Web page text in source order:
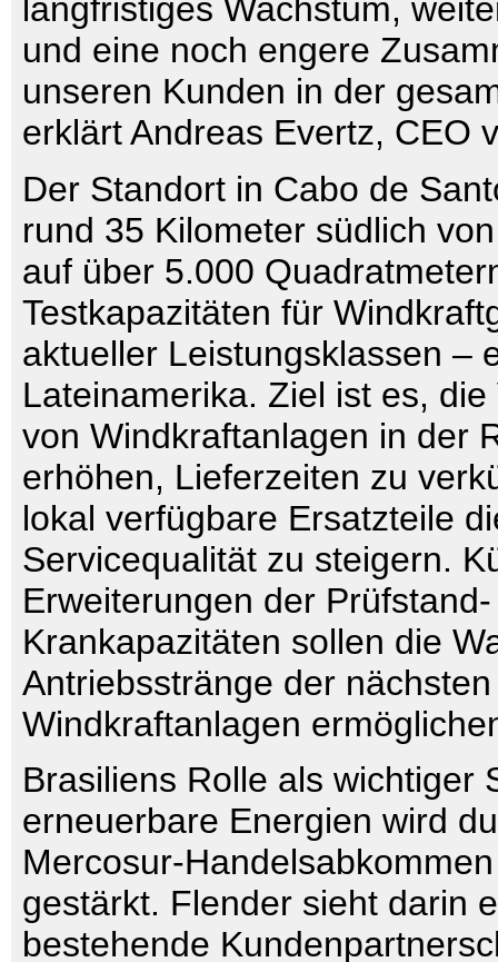
langfristiges Wachstum,
und eine noch engere
unseren Kunden in der
erklärt Andreas Evertz, CEO
Der Standort in Cabo de
rund 35 Kilometer südlich
auf über 5.000
Testkapazitäten für
aktueller Leistungsklassen –
Lateinamerika. Ziel ist es,
von Windkraftanlagen in der
erhöhen, Lieferzeiten zu
lokal verfügbare Ersatzteile
Servicequalität zu steigern.
Erweiterungen der
Krankapazitäten sollen die
Antriebsstränge der
Windkraftanlagen
Brasiliens Rolle als wichtiger
erneuerbare Energien wird
Mercosur-
gestärkt. Flender sieht darin
bestehende